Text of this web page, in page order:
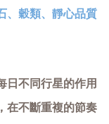
、穀類、靜心品質
日不同行星的作用
在不斷重複的節奏